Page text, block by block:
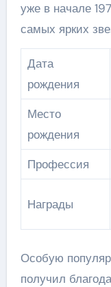
уже в начале
самых ярких
Дата
рождения
Место
рождения
Профессия
Награды
Особую
получил